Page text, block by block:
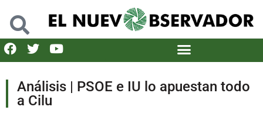
Análisis | PSOE e IU lo apuestan todo
a Cilu